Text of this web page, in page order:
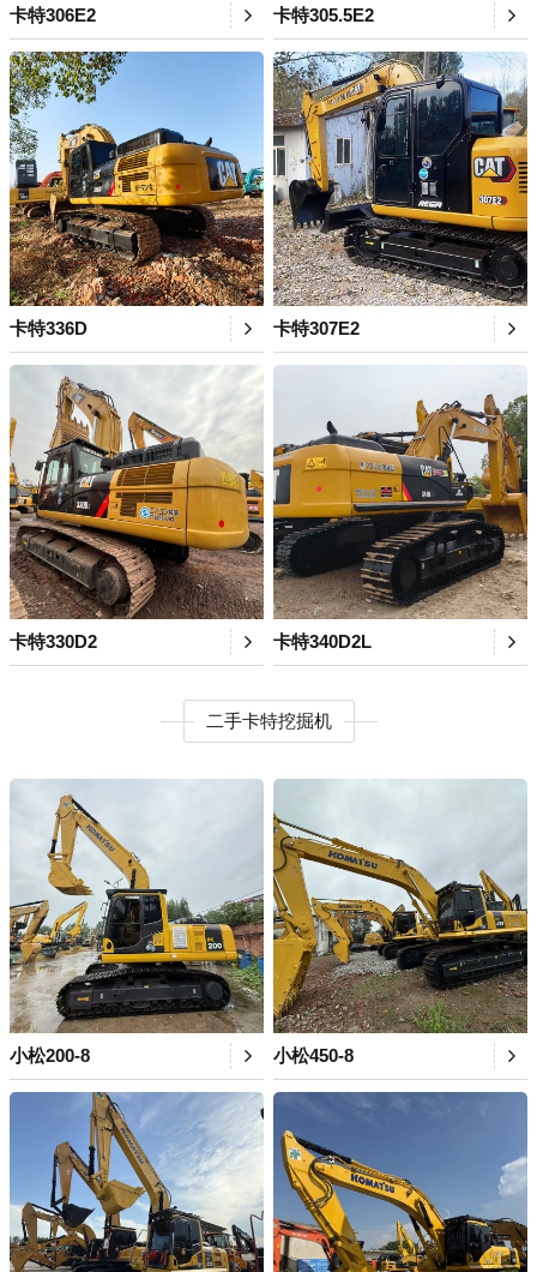
卡特306E2 卡特305.5E2
卡特336D 卡特307E2
卡特330D2 卡特340D2L
二手卡特挖掘机
小松200-8 小松450-8